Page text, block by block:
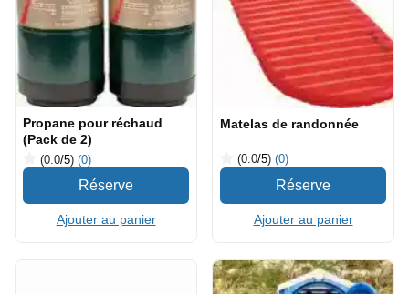
Propane pour réchaud
(Pack de 2)
(0.0/5) (0)
Ajouter au panier
Matelas de randonnée
(0.0/5) (0)
Ajouter au panier